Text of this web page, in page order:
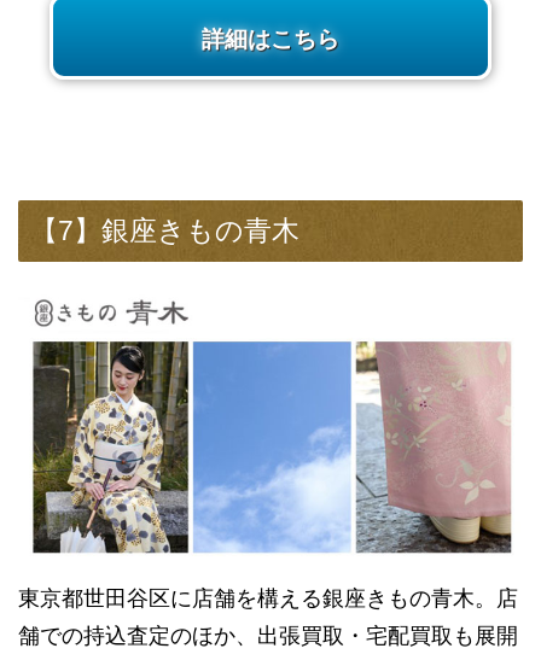
詳細はこちら
【7】銀座きもの青木
東京都世田谷区に店舗を構える銀座きもの青木。店
舗での持込査定のほか、出張買取・宅配買取も展開